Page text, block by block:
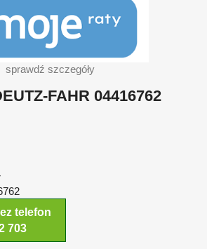
sprawdź szczegóły
FAHR 04416762
telefon
703